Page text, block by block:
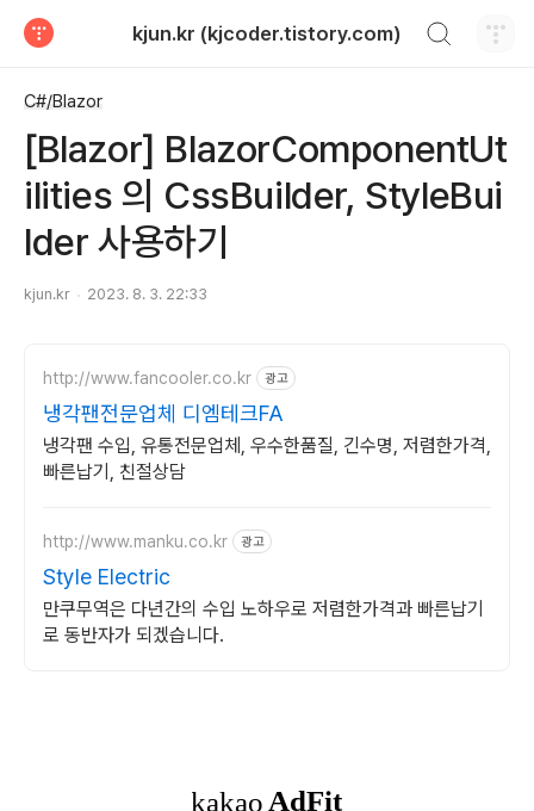
kjun.kr (kjcoder.tistory.com)
C#/Blazor
[Blazor] BlazorComponentUt
ilities 의 CssBuilder, StyleBui
lder 사용하기
kjun.kr 2023. 8. 3. 22:33
http://www.fancooler.co.kr 광고
냉각팬전문업체 디엠테크FA
냉각팬 수입, 유통전문업체, 우수한품질, 긴수명, 저렴한가격,
빠른납기, 친절상담
http://www.manku.co.kr 광고
Style Electric
만쿠무역은 다년간의 수입 노하우로 저렴한가격과 빠른납기
로 동반자가 되겠습니다.